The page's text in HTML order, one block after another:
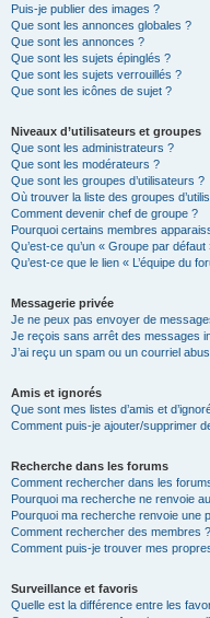
Puis-je publier des images ?
Que sont les annonces globales ?
Que sont les annonces ?
Que sont les sujets épinglés ?
Que sont les sujets verrouillés ?
Que sont les icônes de sujet ?
Niveaux d’utilisateurs et groupes
Que sont les administrateurs ?
Que sont les modérateurs ?
Que sont les groupes d’utilisateurs ?
Où trouver la liste des groupes
Comment devenir chef de groupe ?
Pourquoi certains membres
Qu’est-ce qu’un « Groupe par défaut
Qu’est-ce que le lien « L’équipe du
Messagerie privée
Je ne peux pas envoyer de
Je reçois sans arrêt des messages
J’ai reçu un spam ou un courriel
Amis et ignorés
Que sont mes listes d’amis et
Comment puis-je ajouter/supprimer
Recherche dans les forums
Comment rechercher dans les
Pourquoi ma recherche ne renvoie
Pourquoi ma recherche renvoie une
Comment rechercher des membres ?
Comment puis-je trouver mes
Surveillance et favoris
Quelle est la différence entre les